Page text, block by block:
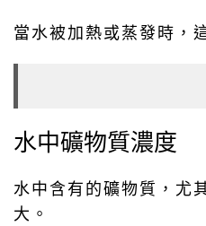
當水被加熱或蒸發時，
水中礦物質濃度
水中含有的礦物質，尤
大。